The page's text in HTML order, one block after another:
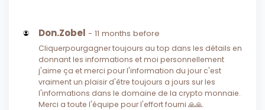
Don.Zobel - 11 months before
Cliquerpourgagner toujours au top dans les détails en
donnant les informations et moi personnellement
j'aime ça et merci pour l'information du jour c'est
vraiment un plaisir d'être toujours a jours sur les
l'informations dans le domaine de la crypto monnaie.
Merci a toute l'équipe pour l'effort fourni 🙏🙏.